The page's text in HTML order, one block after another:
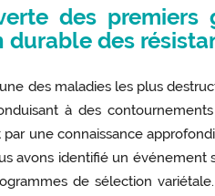
des
durable des
des maladies les plus
à des
une connaissance
avons identifié un
de sélection